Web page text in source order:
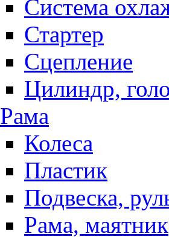
Система
Стартер
Сцепление
Цилиндр,
Рама
Колеса
Пластик
Подвеска,
Рама, маятник